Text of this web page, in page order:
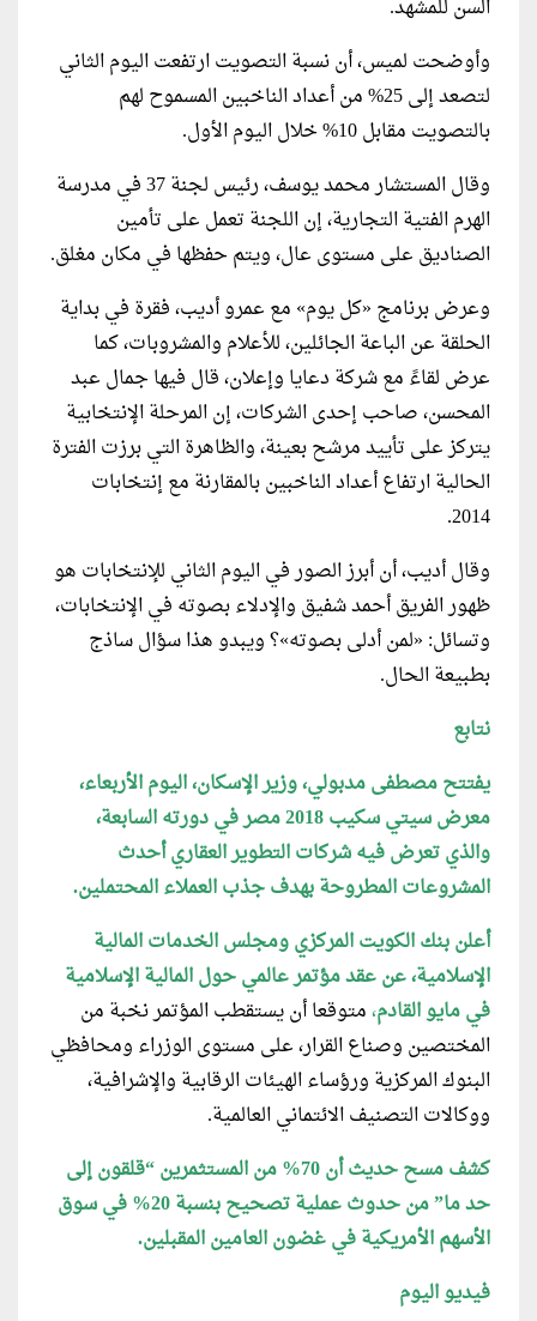
السن للمشهد.
وأوضحت لميس، أن نسبة التصويت ارتفعت اليوم الثاني
لتصعد إلى 25% من أعداد الناخبين المسموح لهم
بالتصويت مقابل 10% خلال اليوم الأول.
وقال المستشار محمد يوسف، رئيس لجنة 37 في مدرسة
الهرم الفتية التجارية، إن اللجنة تعمل على تأمين
الصناديق على مستوى عال، ويتم حفظها في مكان مغلق.
وعرض برنامج «كل يوم» مع عمرو أديب، فقرة في بداية
الحلقة عن الباعة الجائلين، للأعلام والمشروبات، كما
عرض لقاءً مع شركة دعايا وإعلان، قال فيها جمال عبد
المحسن، صاحب إحدى الشركات، إن المرحلة الإنتخابية
يتركز على تأييد مرشح بعينة، والظاهرة التي برزت الفترة
الحالية ارتفاع أعداد الناخبين بالمقارنة مع إنتخابات
2014.
وقال أديب، أن أبرز الصور في اليوم الثاني للإنتخابات هو
ظهور الفريق أحمد شفيق والإدلاء بصوته في الإنتخابات،
وتسائل: «لمن أدلى بصوته»؟ ويبدو هذا سؤال ساذج
بطبيعة الحال.
نتابع
يفتتح مصطفى مدبولي، وزير الإسكان، اليوم الأربعاء،
معرض سيتي سكيب 2018 مصر في دورته السابعة،
والذي تعرض فيه شركات التطوير العقاري أحدث
المشروعات المطروحة بهدف جذب العملاء المحتملين.
أعلن بنك الكويت المركزي ومجلس الخدمات المالية
الإسلامية، عن عقد مؤتمر عالمي حول المالية الإسلامية
في مايو القادم،متوقعا أن يستقطب المؤتمر نخبة من
المختصين وصناع القرار، على مستوى الوزراء ومحافظي
البنوك المركزية ورؤساء الهيئات الرقابية والإشرافية،
ووكالات التصنيف الائتماني العالمية.
كشف مسح حديث أن 70% من المستثمرين “قلقون إلى
حد ما” من حدوث عملية تصحيح بنسبة 20% في سوق
الأسهم الأمريكية في غضون العامين المقبلين.
فيديو اليوم